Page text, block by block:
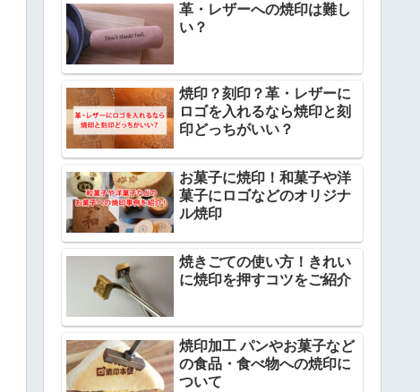
革・レザーへの焼印は難し
い？
焼印？刻印？革・レザーに
ロゴを入れるなら焼印と刻
印どっちがいい？
お菓子に焼印！和菓子や洋
菓子にロゴなどのオリジナ
ル焼印
焼きごての使い方！きれい
に焼印を押すコツをご紹介
焼印加工 パンやお菓子など
の食品・食べ物への焼印に
ついて